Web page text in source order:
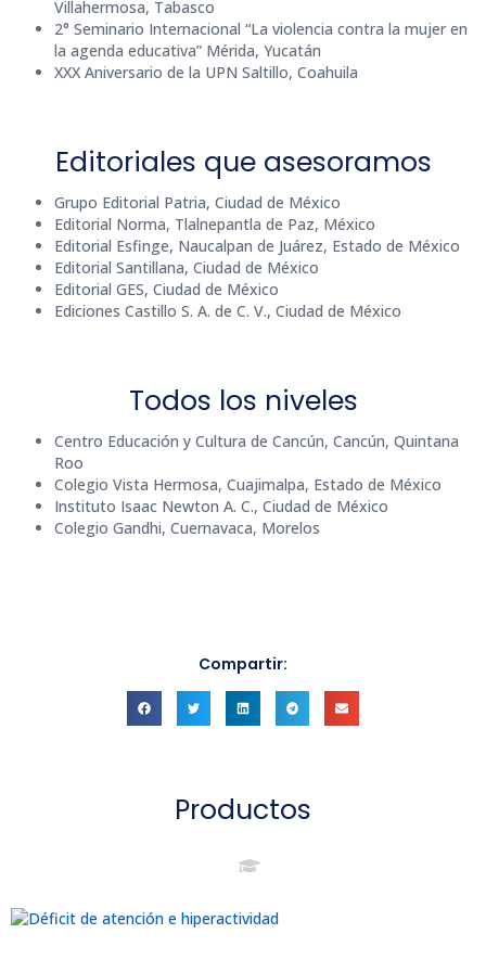
Villahermosa, Tabasco
2° Seminario Internacional “La violencia contra la mujer en
la agenda educativa” Mérida, Yucatán
XXX Aniversario de la UPN Saltillo, Coahuila
Editoriales que asesoramos
Grupo Editorial Patria, Ciudad de México
Editorial Norma, Tlalnepantla de Paz, México
Editorial Esfinge, Naucalpan de Juárez, Estado de México
Editorial Santillana, Ciudad de México
Editorial GES, Ciudad de México
Ediciones Castillo S. A. de C. V., Ciudad de México
Todos los niveles
Centro Educación y Cultura de Cancún, Cancún, Quintana
Roo
Colegio Vista Hermosa, Cuajimalpa, Estado de México
Instituto Isaac Newton A. C., Ciudad de México
Colegio Gandhi, Cuernavaca, Morelos
Compartir:
Productos